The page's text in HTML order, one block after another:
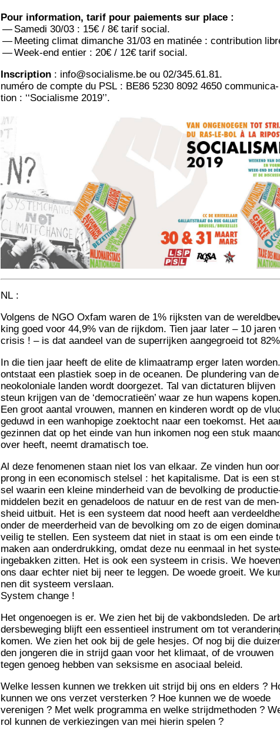
Pour infor­ma­tion, tarif pour paie­ments sur place :
— Same­di 30/03 : 15€ / 8€ tarif social.
— Mee­ting cli­mat dimanche 31/03 en mati­née : contri­bu­tion
— Week-end entier : 20€ / 12€ tarif social.
Ins­crip­tion: info@socialisme.be ou 02/345.61.81.
numé­ro de compte du PSL : BE86 5230 8092 4650 com­mu­ni­ca­
tion : ‘‘Socia­lisme 2019’’.
NL :
Vol­gens de NGO Oxfam waren de 1% rijks­ten van de
king goed voor 44,9% van de rijk­dom. Tien jaar later – 10 jaren
cri­sis ! – is dat aan­deel van de super­rij­ken aan­ge­groeid tot
In die tien jaar heeft de elite de kli­maa­tramp erger laten
onts­taat een plas­tiek soep in de ocea­nen. De plun­de­ring van de
neo­ko­lo­niale lan­den wordt door­ge­zet. Tal van dic­ta­tu­ren bli­j­ven
steun kri­j­gen van de ‘demo­cra­tieën’ waar ze hun wapens kopen.
Een groot aan­tal vrou­wen, man­nen en kin­de­ren wordt op de
geduwd in een wan­ho­pige zoek­tocht naar een toe­kom­st. Het
gezin­nen dat op het einde van hun inko­men nog een stuk
over heeft, neemt dra­ma­tisch toe.
Al deze feno­me­nen staan niet los van elkaar. Ze vin­den hun
prong in een eco­no­misch stel­sel : het kapi­ta­lisme. Dat is een
sel waa­rin een kleine min­de­rheid van de bevol­king de
mid­de­len bezit en gena­de­loos de natuur en de rest van de men­
sheid uit­buit. Het is een sys­teem dat nood heeft aan
onder de meer­de­rheid van de bevol­king om zo de eigen
vei­lig te stel­len. Een sys­teem dat niet in staat is om een einde
maken aan onder­druk­king, omdat deze nu een­maal in het
inge­bak­ken zit­ten. Het is ook een sys­teem in cri­sis. We hoe­ven
ons daar ech­ter niet bij neer te leg­gen. De woede groeit. We
nen dit sys­teem verslaan.
Sys­tem change !
Het onge­noe­gen is er. We zien het bij de vak­bond­sle­den. De
ders­be­we­ging bli­jft een essen­tieel ins­tru­ment om tot
komen. We zien het ook bij de gele hesjes. Of nog bij die
den jon­ge­ren die in stri­jd gaan voor het kli­maat, of de vrou­wen
tegen genoeg heb­ben van sek­sisme en aso­ciaal beleid.
Welke les­sen kun­nen we trek­ken uit stri­jd bij ons en elders ?
kun­nen we ons ver­zet vers­ter­ken ? Hoe kun­nen we de woede
vere­ni­gen ? Met welk pro­gram­ma en welke stri­jd­me­tho­den ?
rol kun­nen de ver­kie­zin­gen van mei hie­rin spelen ?